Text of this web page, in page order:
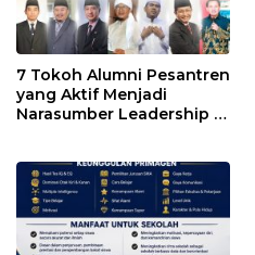
7 Tokoh Alumni Pesantren
yang Aktif Menjadi
Narasumber Leadership di